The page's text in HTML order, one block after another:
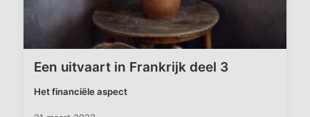
Een uitvaart in Frankrijk deel 3
Het financiële aspect